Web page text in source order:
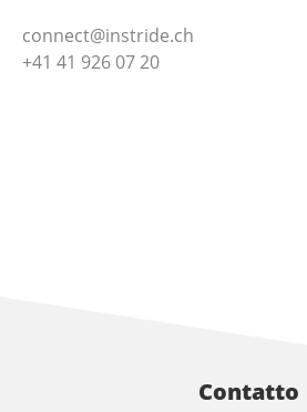
connect@instride.ch
+41 41 926 07 20
Contatto